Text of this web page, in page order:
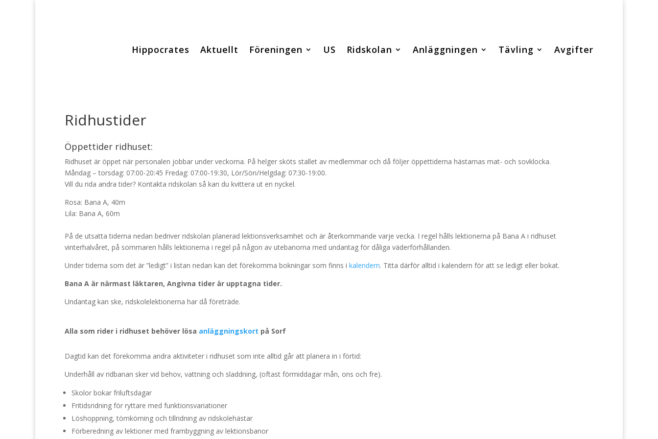
Hippocrates Aktuellt Föreningen US Ridskolan Anläggningen Tävling Avgifter
Ridhustider
Öppettider ridhuset:
Ridhuset är öppet när personalen jobbar under veckorna. På helger sköts stallet av medlemmar och då följer öppettiderna hästarnas mat- och sovklocka.
Måndag – torsdag: 07:00-20:45 Fredag: 07:00-19:30, Lör/Sön/Helgdag: 07:30-19:00.
Vill du rida andra tider? Kontakta ridskolan så kan du kvittera ut en nyckel.
Rosa: Bana A, 40m
Lila: Bana A, 60m
På de utsatta tiderna nedan bedriver ridskolan planerad lektionsverksamhet och är återkommande varje vecka. I regel hålls lektionerna på Bana A i ridhuset
vinterhalvåret, på sommaren hålls lektionerna i regel på någon av utebanorna med undantag för dåliga väderförhållanden.
Under tiderna som det är ”ledigt” i listan nedan kan det förekomma bokningar som finns i kalendern. Titta därför alltid i kalendern för att se ledigt eller bokat.
Bana A är närmast läktaren, Angivna tider är upptagna tider.
Undantag kan ske, ridskolelektionerna har då företräde.
Alla som rider i ridhuset behöver lösa anläggningskort på Sorf
Dagtid kan det förekomma andra aktiviteter i ridhuset som inte alltid går att planera in i förtid:
Underhåll av ridbanan sker vid behov, vattning och sladdning, (oftast förmiddagar mån, ons och fre).
Skolor bokar friluftsdagar
Fritidsridning för ryttare med funktionsvariationer
Löshoppning, tömkörning och tillridning av ridskolehästar
Förberedning av lektioner med frambyggning av lektionsbanor